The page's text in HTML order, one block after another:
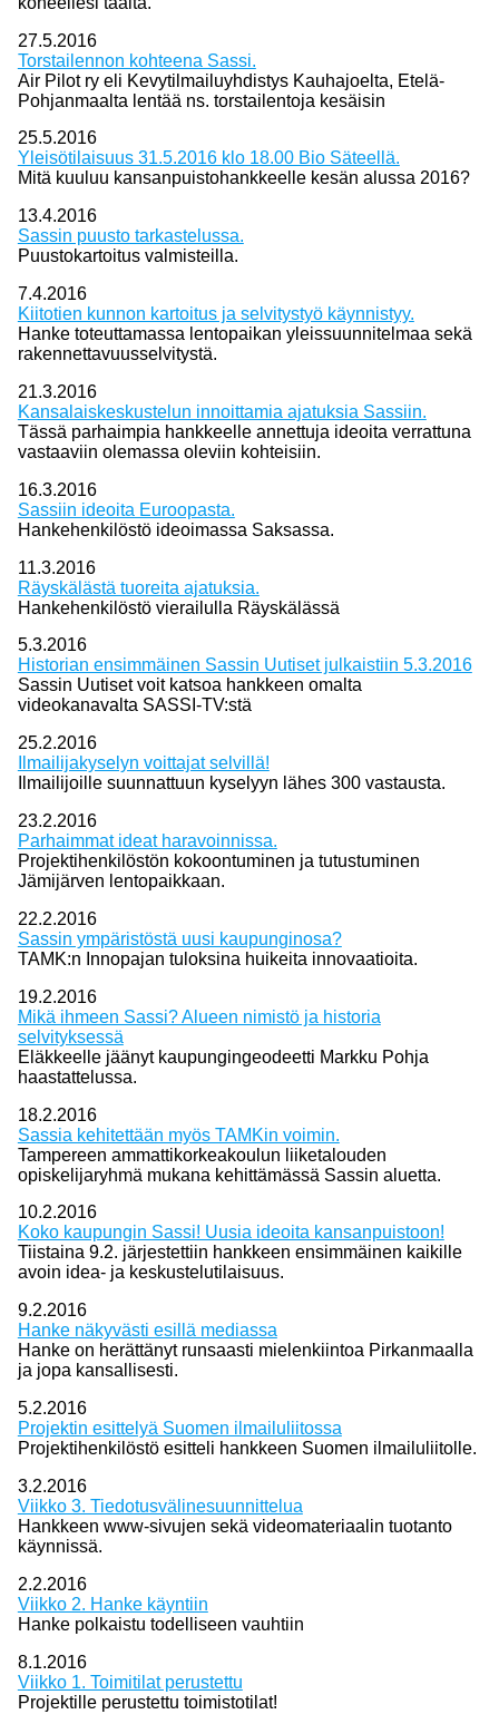
27.5.2016
Torstailennon kohteena Sassi.
Air Pilot ry eli Kevytilmailuyhdistys Kauhajoelta, Etelä-
Pohjanmaalta lentää ns. torstailentoja kesäisin
25.5.2016
Yleisötilaisuus 31.5.2016 klo 18.00 Bio Säteellä.
Mitä kuuluu kansanpuistohankkeelle kesän alussa 2016?
13.4.2016
Sassin puusto tarkastelussa.
Puustokartoitus valmisteilla.
7.4.2016
Kiitotien kunnon kartoitus ja selvitystyö käynnistyy.
Hanke toteuttamassa lentopaikan yleissuunnitelmaa sekä
rakennettavuusselvitystä.
21.3.2016
Kansalaiskeskustelun innoittamia ajatuksia Sassiin.
Tässä parhaimpia hankkeelle annettuja ideoita verrattuna
vastaaviin olemassa oleviin kohteisiin.
16.3.2016
Sassiin ideoita Euroopasta.
Hankehenkilöstö ideoimassa Saksassa.
11.3.2016
Räyskälästä tuoreita ajatuksia.
Hankehenkilöstö vierailulla Räyskälässä
5.3.2016
Historian ensimmäinen Sassin Uutiset julkaistiin 5.3.2016
Sassin Uutiset voit katsoa hankkeen omalta
videokanavalta SASSI-TV:stä
25.2.2016
Ilmailijakyselyn voittajat selvillä!
Ilmailijoille suunnattuun kyselyyn lähes 300 vastausta.
23.2.2016
Parhaimmat ideat haravoinnissa.
Projektihenkilöstön kokoontuminen ja tutustuminen
Jämijärven lentopaikkaan.
22.2.2016
Sassin ympäristöstä uusi kaupunginosa?
TAMK:n Innopajan tuloksina huikeita innovaatioita.
19.2.2016
Mikä ihmeen Sassi? Alueen nimistö ja historia
selvityksessä
Eläkkeelle jäänyt kaupungingeodeetti Markku Pohja
haastattelussa.
18.2.2016
Sassia kehitettään myös TAMKin voimin.
Tampereen ammattikorkeakoulun liiketalouden
opiskelijaryhmä mukana kehittämässä Sassin aluetta.
10.2.2016
Koko kaupungin Sassi! Uusia ideoita kansanpuistoon!
Tiistaina 9.2. järjestettiin hankkeen ensimmäinen kaikille
avoin idea- ja keskustelutilaisuus.
9.2.2016
Hanke näkyvästi esillä mediassa
Hanke on herättänyt runsaasti mielenkiintoa Pirkanmaalla
ja jopa kansallisesti.
5.2.2016
Projektin esittelyä Suomen ilmailuliitossa
Projektihenkilöstö esitteli hankkeen Suomen ilmailuliitolle.
3.2.2016
Viikko 3. Tiedotusvälinesuunnittelua
Hankkeen www-sivujen sekä videomateriaalin tuotanto
käynnissä.
2.2.2016
Viikko 2. Hanke käyntiin
Hanke polkaistu todelliseen vauhtiin
8.1.2016
Viikko 1. Toimitilat perustettu
Projektille perustettu toimistotilat!